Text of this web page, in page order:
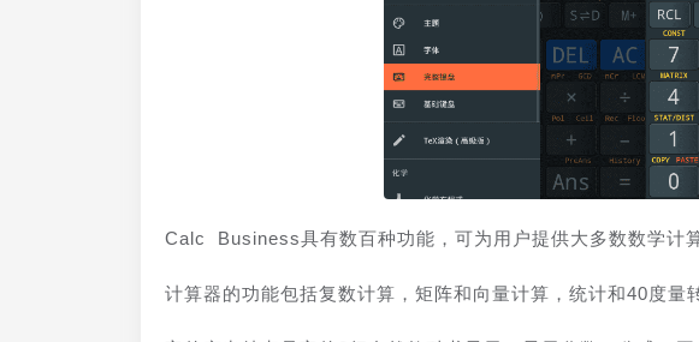
Calc Business具有数百种功能，可为用户提供大多数数学计
计算器的功能包括复数计算，矩阵和向量计算，统计和40度量